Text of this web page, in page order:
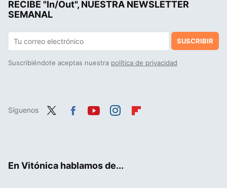
RECIBE "In/Out", NUESTRA NEWSLETTER
SEMANAL
SUSCRIBIR
Suscribiéndote aceptas nuestra política de privacidad
Síguenos
En Vitónica hablamos de...